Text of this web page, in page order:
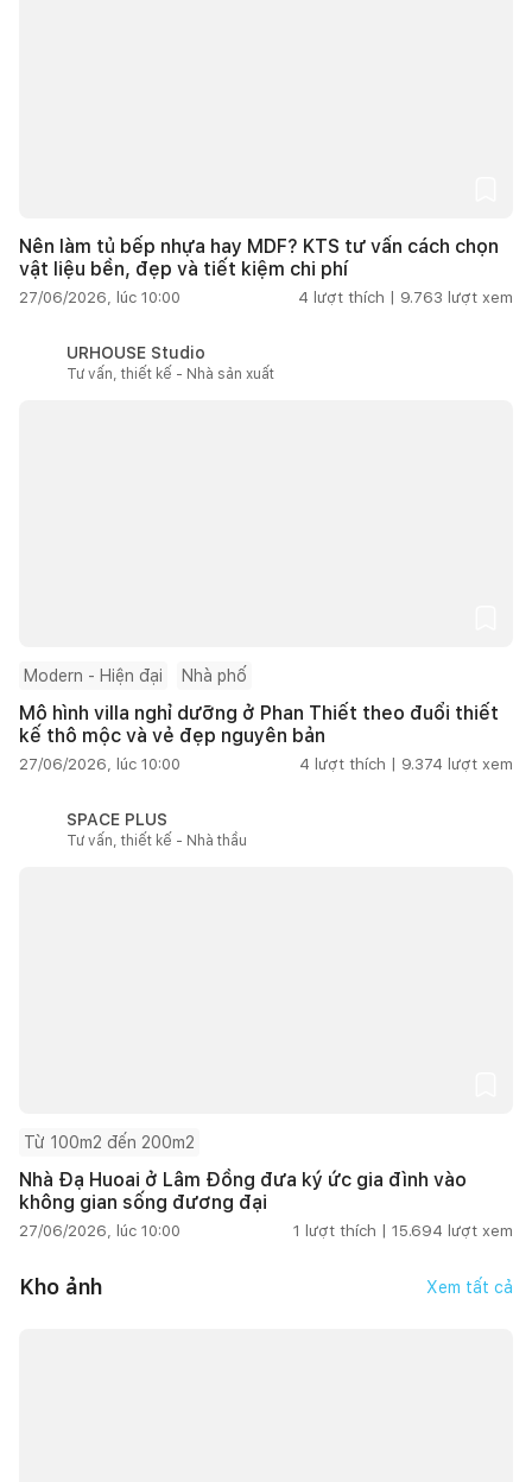
Nên làm tủ bếp nhựa hay MDF? KTS tư vấn cách chọn
vật liệu bền, đẹp và tiết kiệm chi phí
27/06/2026, lúc 10:00 4 lượt thích | 9.763 lượt xem
URHOUSE Studio
Tư vấn, thiết kế - Nhà sản xuất
Modern - Hiện đại Nhà phố
Mô hình villa nghỉ dưỡng ở Phan Thiết theo đuổi thiết
kế thô mộc và vẻ đẹp nguyên bản
27/06/2026, lúc 10:00 4 lượt thích | 9.374 lượt xem
SPACE PLUS
Tư vấn, thiết kế - Nhà thầu
Từ 100m2 đến 200m2
Nhà Đạ Huoai ở Lâm Đồng đưa ký ức gia đình vào
không gian sống đương đại
27/06/2026, lúc 10:00 1 lượt thích | 15.694 lượt xem
Kho ảnh Xem tất cả